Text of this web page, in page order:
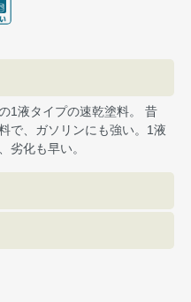
1液タイプの速乾塗料。 昔
で、ガソリンにも強い。1液
劣化も早い。